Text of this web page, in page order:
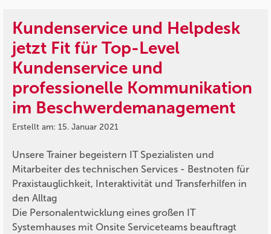
Kundenservice und Helpdesk
jetzt Fit für Top-Level
Kundenservice und
professionelle Kommunikation
im Beschwerdemanagement
Erstellt am: 15. Januar 2021
Unsere Trainer begeistern IT Spezialisten und
Mitarbeiter des technischen Services - Bestnoten für
Praxistauglichkeit, Interaktivität und Transferhilfen in
den Alltag
Die Personalentwicklung eines großen IT
Systemhauses mit Onsite Serviceteams beauftragt